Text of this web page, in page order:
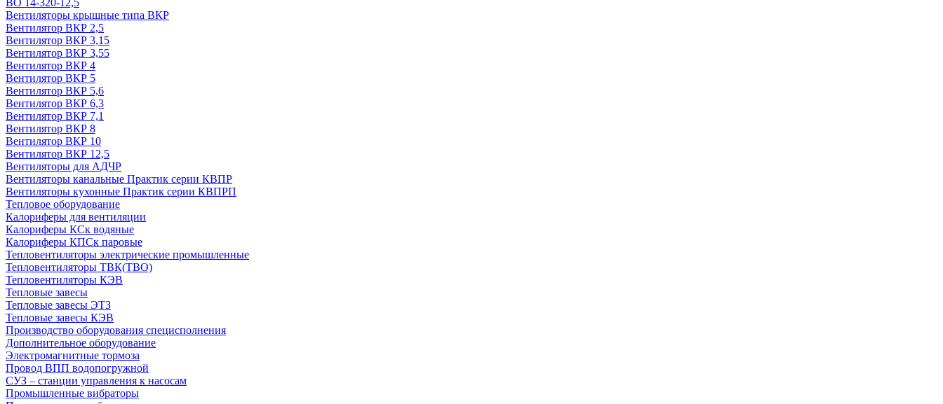
ВО 14-320-12,5
Вентиляторы крышные типа ВКР
Вентилятор ВКР 2,5
Вентилятор ВКР 3,15
Вентилятор ВКР 3,55
Вентилятор ВКР 4
Вентилятор ВКР 5
Вентилятор ВКР 5,6
Вентилятор ВКР 6,3
Вентилятор ВКР 7,1
Вентилятор ВКР 8
Вентилятор ВКР 10
Вентилятор ВКР 12,5
Вентиляторы для АДЧР
Вентиляторы канальные Практик серии КВПР
Вентиляторы кухонные Практик серии КВПРП
Тепловое оборудование
Калориферы для вентиляции
Калориферы КСк водяные
Калориферы КПСк паровые
Тепловентиляторы электрические промышленные
Тепловентиляторы ТВК(ТВО)
Тепловентиляторы КЭВ
Тепловые завесы
Тепловые завесы ЭТЗ
Тепловые завесы КЭВ
Производство оборудования специсполнения
Дополнительное оборудование
Электромагнитные тормоза
Провод ВПП водопогружной
СУЗ – станции управления к насосам
Промышленные вибраторы